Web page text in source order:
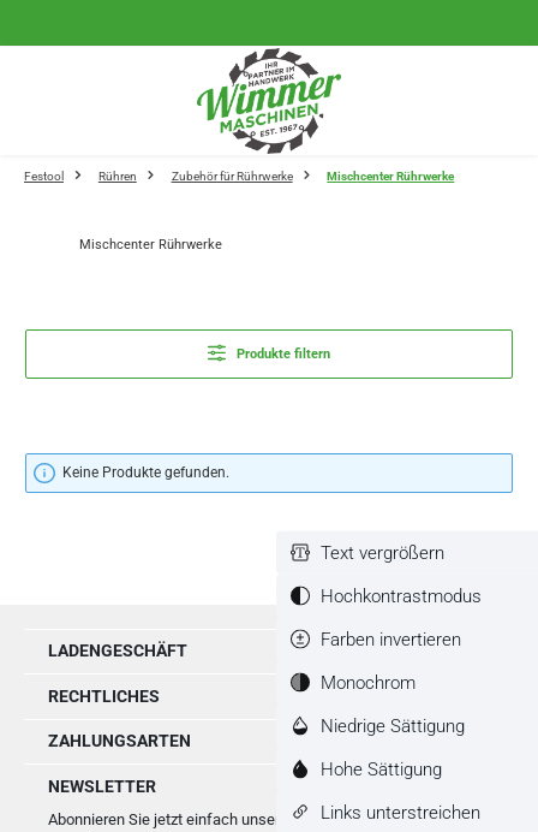
Festool Rühren Zubehör für Rührwerke Mischcenter Rührwerke
Mischcenter Rührwerke
Produkte filtern
Keine Produkte gefunden.
LADENGESCHÄFT
RECHTLICHES
ZAHLUNGSARTEN
NEWSLETTER
Abonnieren Sie jetzt einfach unseren regelmäßig erscheinenden
Text vergrößern
Hochkontrastmodus
Farben invertieren
Monochrom
Niedrige Sättigung
Hohe Sättigung
Links unterstreichen